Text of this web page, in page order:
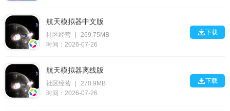
航天模拟器中文版
社区经营
269.75MB
时间：2026-07-26
下载
航天模拟器离线版
社区经营
270.9MB
时间：2026-07-26
下载